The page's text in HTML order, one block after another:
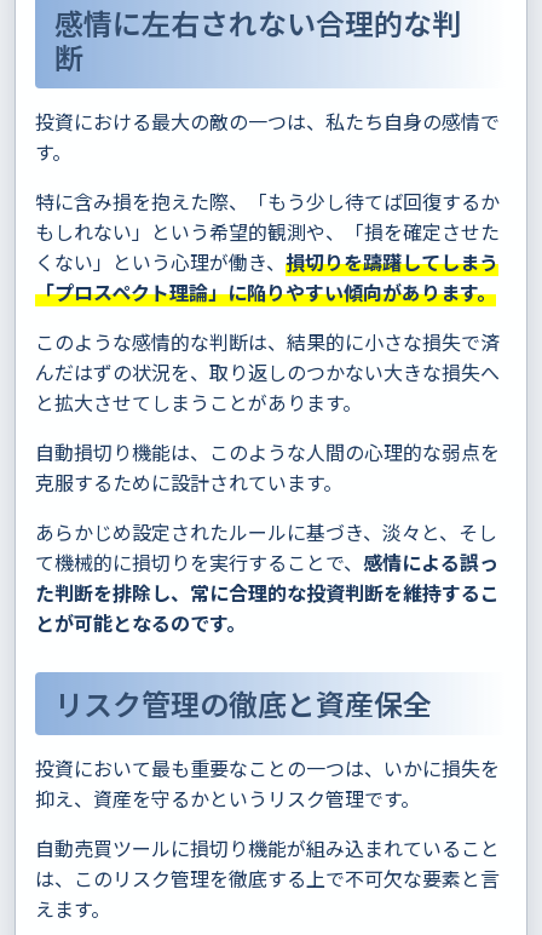
感情に左右されない合理的な判
断
投資における最大の敵の一つは、私たち自身の感情で
す。
特に含み損を抱えた際、「もう少し待てば回復するか
もしれない」という希望的観測や、「損を確定させた
くない」という心理が働き、 損切りを躊躇してしまう
「プロスペクト理論」に陥りやすい傾向があります。
このような感情的な判断は、結果的に小さな損失で済
んだはずの状況を、取り返しのつかない大きな損失へ
と拡大させてしまうことがあります。
自動損切り機能は、このような人間の心理的な弱点を
克服するために設計されています。
あらかじめ設定されたルールに基づき、淡々と、そし
て機械的に損切りを実行することで、 感情による誤っ
た判断を排除し、常に合理的な投資判断を維持するこ
とが可能となるのです。
リスク管理の徹底と資産保全
投資において最も重要なことの一つは、いかに損失を
抑え、資産を守るかというリスク管理です。
自動売買ツールに損切り機能が組み込まれていること
は、このリスク管理を徹底する上で不可欠な要素と言
えます。